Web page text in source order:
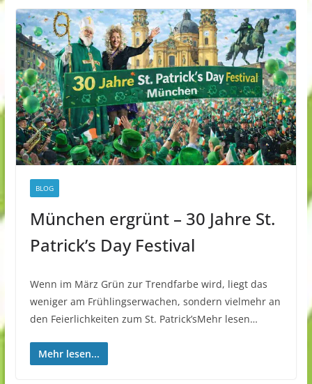
BLOG
München ergrünt – 30 Jahre St.
Patrick’s Day Festival
Wenn im März Grün zur Trendfarbe wird, liegt das
weniger am Frühlingserwachen, sondern vielmehr an
den Feierlichkeiten zum St. Patrick’sMehr lesen…
Mehr lesen...